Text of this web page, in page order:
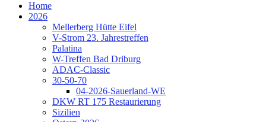
Home
2026
Mellerberg Hütte Eifel
V-Strom 23. Jahrestreffen
Palatina
W-Treffen Bad Driburg
ADAC-Classic
30-50-70
04-2026-Sauerland-WE
DKW RT 175 Restaurierung
Sizilien